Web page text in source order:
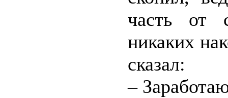
часть от
никаких
сказал:
–